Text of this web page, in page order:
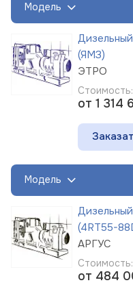
Модель
(ЯМЗ)
ЭТРО
Стоимость:
от 1 314
Модель
(4RT55-
АРГУС
Стоимость:
от 484